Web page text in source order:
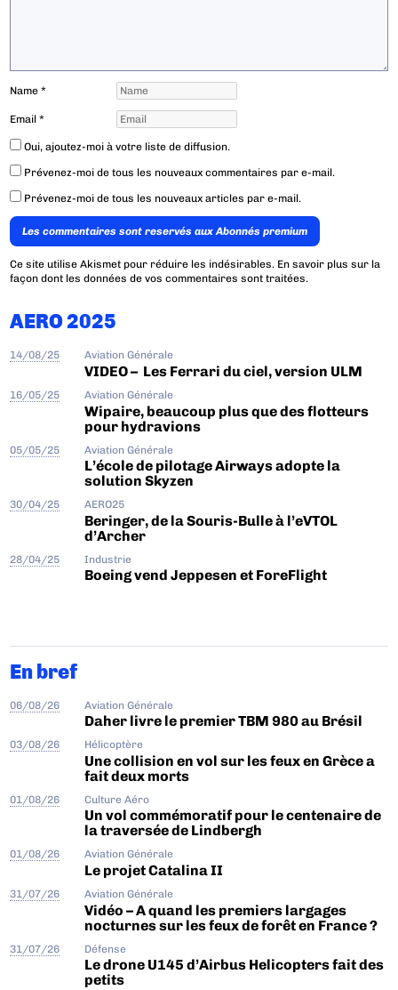
Name*
Email*
Oui, ajoutez-moi à votre liste de diffusion.
Prévenez-moi de tous les nouveaux commentaires par e-mail.
Prévenez-moi de tous les nouveaux articles par e-mail.
Les commentaires sont reservés aux Abonnés premium
Ce site utilise Akismet pour réduire les indésirables. En savoir plus sur la
façon dont les données de vos commentaires sont traitées.
AERO 2025
14/08/25 Aviation Générale
VIDEO – Les Ferrari du ciel, version ULM
16/05/25 Aviation Générale
Wipaire, beaucoup plus que des flotteurs
pour hydravions
05/05/25 Aviation Générale
L’école de pilotage Airways adopte la
solution Skyzen
30/04/25 AERO25
Beringer, de la Souris-Bulle à l’eVTOL
d’Archer
28/04/25 Industrie
Boeing vend Jeppesen et ForeFlight
En bref
06/08/26 Aviation Générale
Daher livre le premier TBM 980 au Brésil
03/08/26 Hélicoptère
Une collision en vol sur les feux en Grèce a
fait deux morts
01/08/26 Culture Aéro
Un vol commémoratif pour le centenaire de
la traversée de Lindbergh
01/08/26 Aviation Générale
Le projet Catalina II
31/07/26 Aviation Générale
Vidéo – A quand les premiers largages
nocturnes sur les feux de forêt en France ?
31/07/26 Défense
Le drone U145 d’Airbus Helicopters fait des
petits